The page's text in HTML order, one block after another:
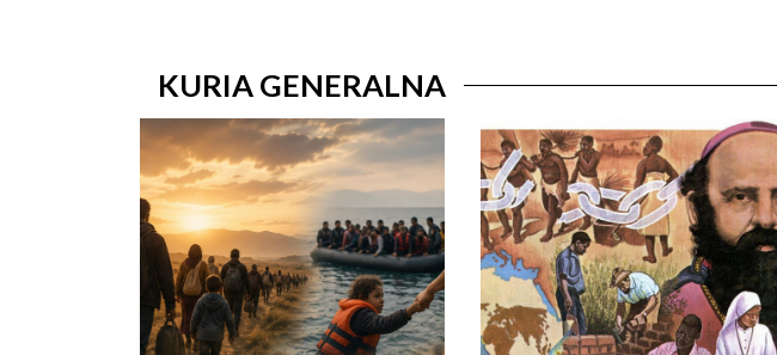
KURIA GENERALNA